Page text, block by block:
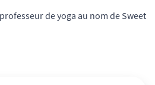
de yoga au nom de Sweet